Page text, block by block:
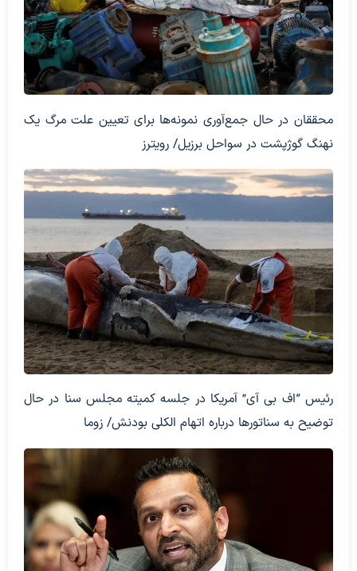
محققان در حال جمع‌آوری نمونه‌ها برای تعیین علت مرگ یک
نهنگ گوژپشت در سواحل برزیل/ رویترز
رئیس “اف بی آی” آمریکا در جلسه کمیته مجلس سنا در حال
توضیح به سناتورها درباره اتهام الکلی بودنش/ زوما